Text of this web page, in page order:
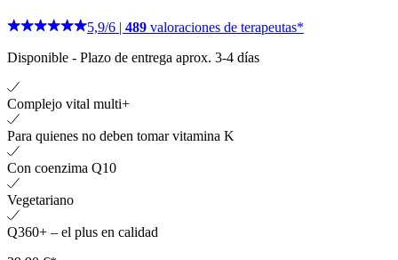
5,9/6 | 489 valoraciones de terapeutas*
Disponible - Plazo de entrega aprox. 3-4 días
Complejo vital multi+
Para quienes no deben tomar vitamina K
Con coenzima Q10
Vegetariano
Q360+ – el plus en calidad